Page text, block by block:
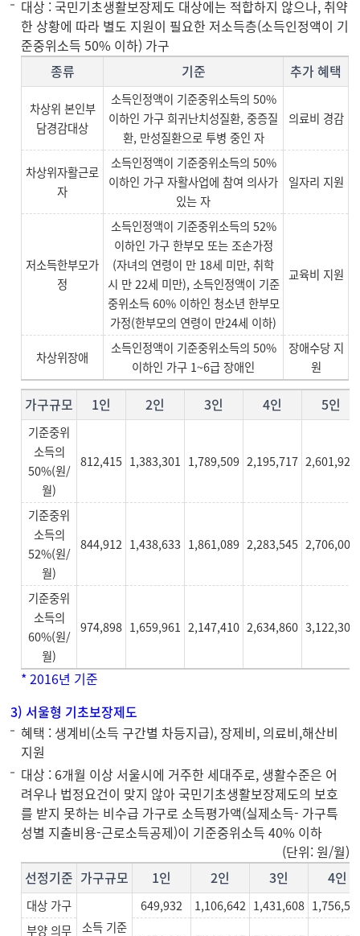
대상 : 국민기초생활보장제도 대상에는 적합하지 않으나, 취약
한 상황에 따라 별도 지원이 필요한 저소득층(소득인정액이 기
준중위소득 50% 이하) 가구
종류
기준 추가 혜택
차상위 본인부
담경감대상
소득인정액이 기준중위소득의 50%
이하인 가구 희귀난치성질환, 중증질
환, 만성질환으로 투병 중인 자
의료비 경감
차상위자활근로
자
소득인정액이 기준중위소득의 50%
이하인 가구 자활사업에 참여 의사가
있는 자
일자리 지원
저소득한부모가
정
소득인정액이 기준중위소득의 52%
이하인 가구 한부모 또는 조손가정
(자녀의 연령이 만 18세 미만, 취학
시 만 22세 미만), 소득인정액이 기준
중위소득 60% 이하인 청소년 한부모
가정(한부모의 연령이 만24세 이하)
교육비 지원
차상위장애
소득인정액이 기준중위소득의 50%
이하인 가구 1~6급 장애인
장애수당 지
원
가구규모 1인 2인 3인 4인 5인
기준중위
소득의
50%(원/
월)
812,415 1,383,301 1,789,509 2,195,717 2,601,924
기준중위
소득의
52%(원/
월)
844,912 1,438,633 1,861,089 2,283,545 2,706,000
기준중위
소득의
60%(원/
월)
974,898 1,659,961 2,147,410 2,634,860 3,122,308
* 2016년 기준
3) 서울형 기초보장제도
혜택 : 생계비(소득 구간별 차등지급), 장제비, 의료비,해산비
지원
대상 : 6개월 이상 서울시에 거주한 세대주로, 생활수준은 어
려우나 법정요건이 맞지 않아 국민기초생활보장제도의 보호
를 받지 못하는 비수급 가구로 소득평가액(실제소득- 가구특
성별 지출비용-근로소득공제)이 기준중위소득 40% 이하
(단위: 원/월)
선정기준
가구규모 1인 2인 3인 4인
대상 가구
소득 기준
649,932 1,106,642 1,431,608
부양 의무